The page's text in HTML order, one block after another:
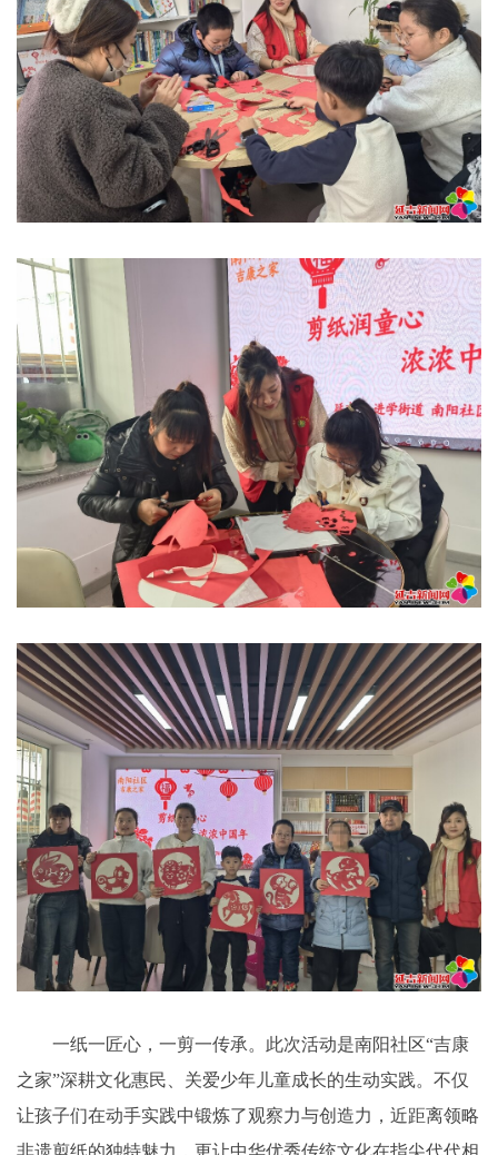
一纸一匠心，一剪一传承。此次活动是南阳社区“吉康
之家”深耕文化惠民、关爱少年儿童成长的生动实践。不仅
让孩子们在动手实践中锻炼了观察力与创造力，近距离领略
非遗剪纸的独特魅力，更让中华优秀传统文化在指尖代代相